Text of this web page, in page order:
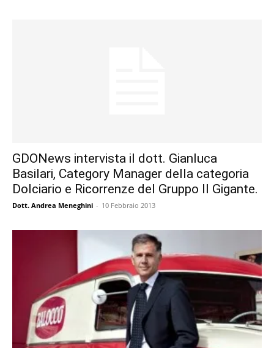
GDONews intervista il dott. Gianluca
Basilari, Category Manager della categoria
Dolciario e Ricorrenze del Gruppo Il Gigante.
Dott. Andrea Meneghini - 10 Febbraio 2013